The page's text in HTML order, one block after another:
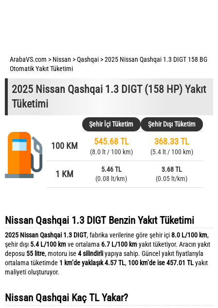
ArabaVS.com > Nissan >Qashqai >2025 Nissan Qashqai 1.3 DIGT 158 BG
Otomatik Yakıt Tüketimi
2025 Nissan Qashqai 1.3 DIGT (158 HP) Yakıt
Tüketimi
Şehir İçi Tüketim Şehir Dışı Tüketim
100 KM 545.68 TL
(8.0 lt / 100 km)
368.33 TL
(5.4 lt / 100 km)
1 KM
5.46 TL
(0.08 lt/km)
3.68 TL
(0.05 lt/km)
Nissan Qashqai 1.3 DIGT Benzin Yakıt Tüketimi
2025 Nissan Qashqai 1.3 DIGT, fabrika verilerine göre şehir içi8.0 L/100 km,
şehir dışı 5.4 L/100 kmve ortalama 6.7 L/100 kmyakıt tüketiyor. Aracın yakıt
deposu 55 litre, motoru ise 4 silindirliyapıya sahip. Güncel yakıt fiyatlarıyla
ortalama tüketimde 1 km’de yaklaşık 4.57 TL, 100 km’de ise 457.01 TLyakıt
maliyeti oluşturuyor.
Nissan Qashqai Kaç TL Yakar?